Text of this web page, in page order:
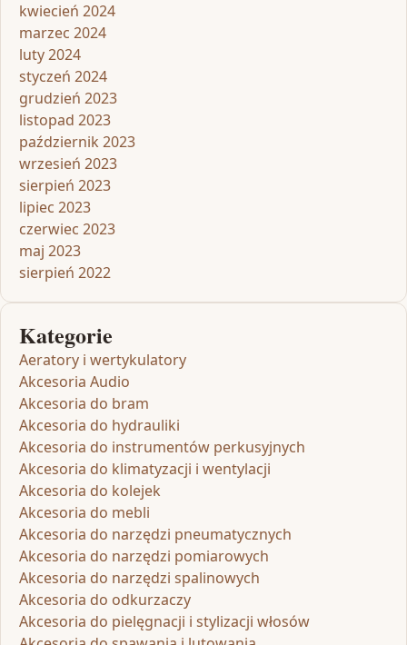
kwiecień 2024
marzec 2024
luty 2024
styczeń 2024
grudzień 2023
listopad 2023
październik 2023
wrzesień 2023
sierpień 2023
lipiec 2023
czerwiec 2023
maj 2023
sierpień 2022
Kategorie
Aeratory i wertykulatory
Akcesoria Audio
Akcesoria do bram
Akcesoria do hydrauliki
Akcesoria do instrumentów perkusyjnych
Akcesoria do klimatyzacji i wentylacji
Akcesoria do kolejek
Akcesoria do mebli
Akcesoria do narzędzi pneumatycznych
Akcesoria do narzędzi pomiarowych
Akcesoria do narzędzi spalinowych
Akcesoria do odkurzaczy
Akcesoria do pielęgnacji i stylizacji włosów